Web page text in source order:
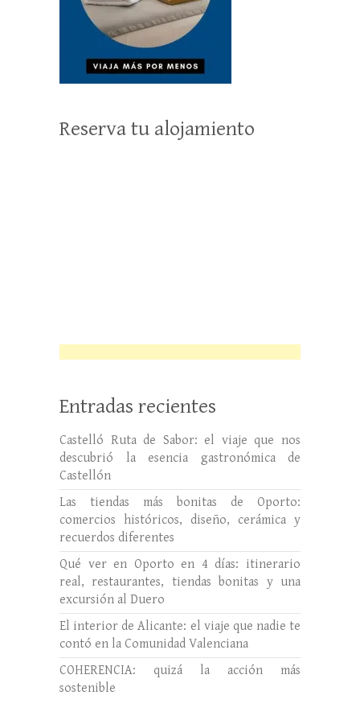
Reserva tu alojamiento
Entradas recientes
Castelló Ruta de Sabor: el viaje que nos
descubrió la esencia gastronómica de
Castellón
Las tiendas más bonitas de Oporto:
comercios históricos, diseño, cerámica y
recuerdos diferentes
Qué ver en Oporto en 4 días: itinerario
real, restaurantes, tiendas bonitas y una
excursión al Duero
El interior de Alicante: el viaje que nadie te
contó en la Comunidad Valenciana
COHERENCIA: quizá la acción más
sostenible